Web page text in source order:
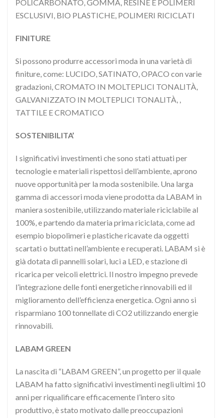
POLICARBONATO, GOMMA, RESINE E POLIMERI
ESCLUSIVI, BIO PLASTICHE, POLIMERI RICICLATI
FINITURE
Si possono produrre accessori moda in una varietà di
finiture, come: LUCIDO, SATINATO, OPACO con varie
gradazioni, CROMATO IN MOLTEPLICI TONALITÀ,
GALVANIZZATO IN MOLTEPLICI TONALITÀ, ,
TATTILE E CROMATICO
SOSTENIBILITA’
I significativi investimenti che sono stati attuati per
tecnologie e materiali rispettosi dell’ambiente, aprono
nuove opportunità per la moda sostenibile. Una larga
gamma di accessori moda viene prodotta da LABAM in
maniera sostenibile, utilizzando materiale riciclabile al
100%, e partendo da materia prima riciclata, come ad
esempio biopolimeri e plastiche ricavate da oggetti
scartati o buttati nell’ambiente e recuperati. LABAM si è
già dotata di pannelli solari, luci a LED, e stazione di
ricarica per veicoli elettrici. Il nostro impegno prevede
l’integrazione delle fonti energetiche rinnovabili ed il
miglioramento dell’efficienza energetica. Ogni anno si
risparmiano 100 tonnellate di CO2 utilizzando energie
rinnovabili.
LABAM GREEN
La nascita di “LABAM GREEN”, un progetto per il quale
LABAM ha fatto significativi investimenti negli ultimi 10
anni per riqualificare efficacemente l’intero sito
produttivo, è stato motivato dalle preoccupazioni